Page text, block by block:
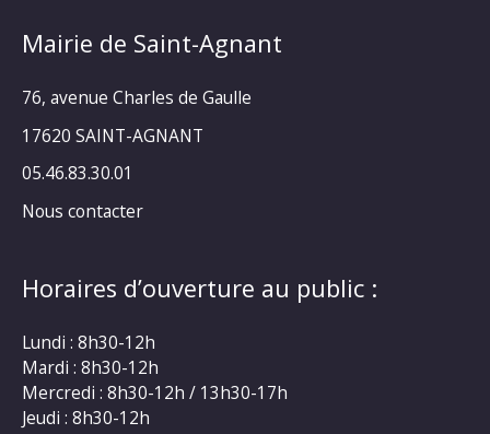
Mairie de Saint-Agnant
76, avenue Charles de Gaulle
17620 SAINT-AGNANT
05.46.83.30.01
Nous contacter
Horaires d’ouverture au public :
Lundi : 8h30-12h
Mardi : 8h30-12h
Mercredi : 8h30-12h / 13h30-17h
Jeudi : 8h30-12h